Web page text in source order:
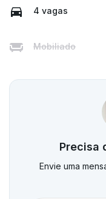
4 vagas
Mobiliado
Precisa
Envie uma